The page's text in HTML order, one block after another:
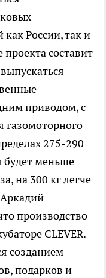
России, так и
составит
приводом, с
газомоторного
275-290
будет меньше
на 300 кг легче
производство
CLEVER.
созданием
подарков и